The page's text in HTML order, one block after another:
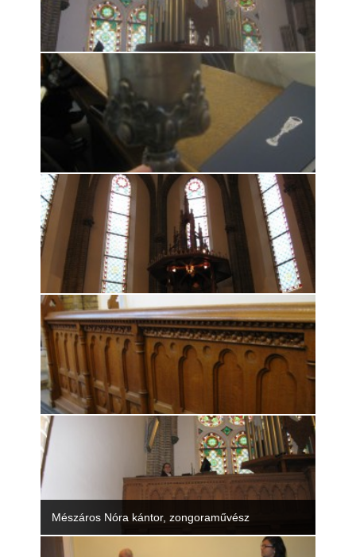
Mészáros Nóra kántor, zongoraművész